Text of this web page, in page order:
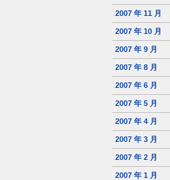
2007 年 11 月
2007 年 10 月
2007 年 9 月
2007 年 8 月
2007 年 6 月
2007 年 5 月
2007 年 4 月
2007 年 3 月
2007 年 2 月
2007 年 1 月